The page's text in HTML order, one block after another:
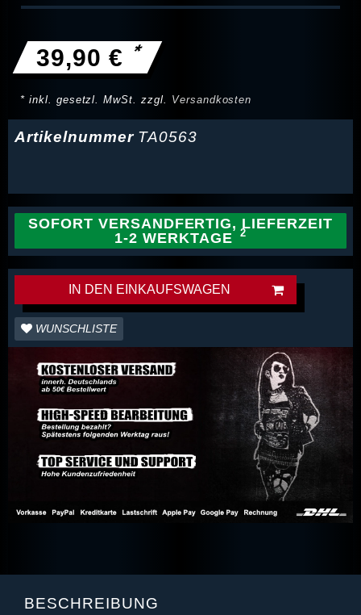
39,90 € *
* inkl. gesetzl. MwSt. zzgl. Versandkosten
Artikelnummer TA0563
SOFORT VERSANDFERTIG, LIEFERZEIT
1-2 WERKTAGE
IN DEN EINKAUFSWAGEN
WUNSCHLISTE
BESCHREIBUNG